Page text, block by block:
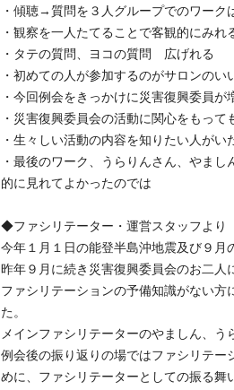
・傾聴→質問を３人グループでの
・観察を一人たてることで客観
・タテの質問、ヨコの質問 広
・初めての人が参加するのがサ
・今回例会をきっかけに災害復
・災害復興委員会の活動に関心を
・生々しい活動の内容を知りた
・最後のワーク、うらりんさん、やま
的に見れてよかったのでは
◆ファシリテーター・運営スタッフより
今年１月１日の能登半島沖地震及び９月
昨年９月に続き災害復興委員会のお二人
ファシリテーションの予備知識がない
た。
メインファシリテーターのやましん、う
例会後の振り返りの場ではファシリテ
めに、ファシリテーターとしての振る